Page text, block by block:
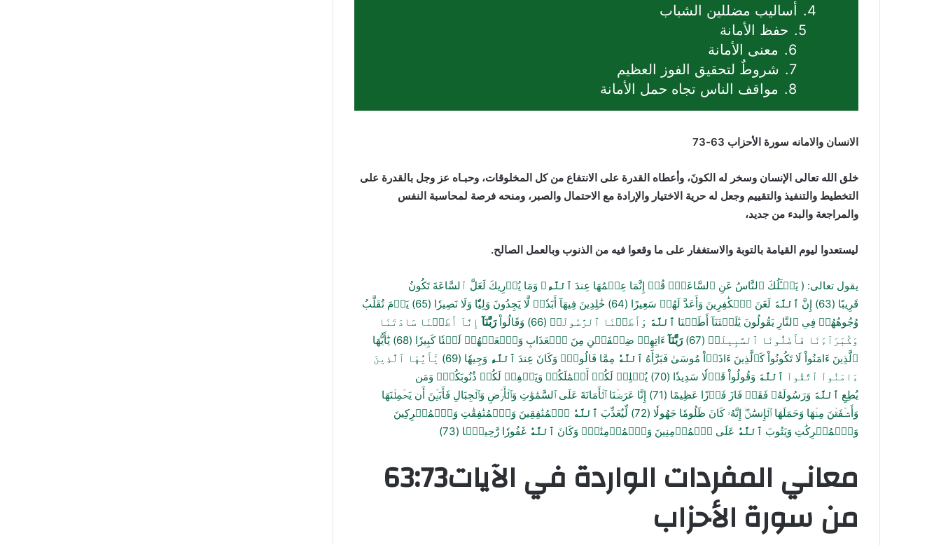
4.
أساليب مضللين الشباب
5.
حفظ الأمانة
6.
معنى الأمانة
7.
شروطٌ لتحقيق الفوز العظيم
8.
مواقف الناس تجاه حمل الأمانة
الانسان والامانه سورة الأحزاب 63-73
خلق الله تعالى الإنسان وسخر له الكونَ، وأعطاه القدرة على الانتفاع من كل المخلوقات، وحبـاه عز وجل بالقدرة على
التخطيط والتنفيذ والتقييم وجعل له حرية الاختيار والإرادة مع الاحتمال والصبر، ومنحه فرصة لمحاسبة النفس
والمراجعة والبدء من جديد،
ليستعدوا ليوم القيامة بالتوبة والاستغفار على ما وقعوا فيه من الذنوب وبالعمل الصالح.
يقول تعالى: ( يَسۡـَٔلُكَ ٱلنَّاسُ عَنِ ٱلسَّاعَةِۖ قُلۡ إِنَّمَا عِلۡمُهَا عِندَ ٱللَّهِ ۚ وَمَا يُدۡرِيكَ لَعَلَّ ٱلسَّاعَةَ تَكُونُ
قَرِيبًا (63) إِنَّ ٱللَّهَ لَعَنَ ٱلۡكَٰفِرِينَ وَأَعَدَّ لَهُمۡ سَعِيرًا (64) خَٰلِدِينَ فِيهَآ أَبَدٗاۖ لَّا يَجِدُونَ وَلِيّٗا وَلَا نَصِيرٗا (65)
يَوۡمَ تُقَلَّبُ
وُجُوهُهُمۡ فِي ٱلنَّارِ يَقُولُونَ يَٰلَيۡتَنَآ أَطَعۡنَا ٱللَّهَ وَأَطَعۡنَا ٱلرَّسُولَا۠ (66) وَقَالُواْرَبَّنَآإِنَّآ أَطَعۡنَا سَادَتَنَا
وَكُبَرَآءَنَا فَأَضَلُّونَا ٱلسَّبِيلَا۠ (67) رَبَّنَآءَاتِهِمۡ ضِعۡفَيۡنِ مِنَ ٱلۡعَذَابِ وَٱلۡعَنۡهُمۡ لَعۡنٗا كَبِيرٗا (68)
يَٰٓأَيُّهَا
ٱلَّذِينَ ءَامَنُواْ لَا تَكُونُواْ كَٱلَّذِينَ ءَاذَوۡاْ مُوسَىٰ فَبَرَّأَهُ ٱللَّهُ مِمَّا قَالُواْۚ وَكَانَ عِندَ ٱللَّهِ وَجِيهٗا (69)
يَٰٓأَيُّهَا ٱلَّذِينَ
ءَامَنُواْ ٱتَّقُواْ ٱللَّهَ وَقُولُواْ قَوۡلٗا سَدِيدٗا (70)
يُصۡلِحۡ لَكُمۡ أَعۡمَٰلَكُمۡ وَيَغۡفِرۡ لَكُمۡ ذُنُوبَكُمۡۗ وَمَن
يُطِعِ ٱللَّهَ وَرَسُولَهُۥ فَقَدۡ فَازَ فَوۡزًا عَظِيمًا (71)
إِنَّا عَرَضۡنَا ٱلۡأَمَانَةَ عَلَى ٱلسَّمَٰوَٰتِ وَٱلۡأَرۡضِ وَٱلۡجِبَالِ فَأَبَيۡنَ أَن يَحۡمِلۡنَهَا
وَأَشۡفَقۡنَ مِنۡهَا وَحَمَلَهَا ٱلۡإِنسَٰنُۖ إِنَّهُۥ كَانَ ظَلُومٗا جَهُولٗا (72) لِّيُعَذِّبَ ٱللَّهُ ٱلۡمُنَٰفِقِينَ وَٱلۡمُنَٰفِقَٰتِ وَٱلۡمُشۡرِكِينَ
وَٱلۡمُشۡرِكَٰتِ وَيَتُوبَ ٱللَّهُ عَلَى ٱلۡمُؤۡمِنِينَ وَٱلۡمُؤۡمِنَٰتِۗ وَكَانَ ٱللَّهُ غَفُورٗا رَّحِيمَۢا (73)
معاني المفردات الواردة في الآيات63:73
من سورة الأحزاب